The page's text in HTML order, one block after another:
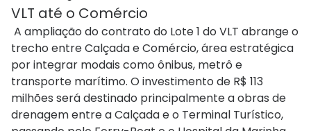
VLT até o Comércio
A ampliação do contrato do Lote 1 do VLT abrange o
trecho entre Calçada e Comércio, área estratégica
por integrar modais como ônibus, metrô e
transporte marítimo. O investimento de R$ 113
milhões será destinado principalmente a obras de
drenagem entre a Calçada e o Terminal Turístico,